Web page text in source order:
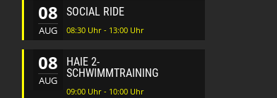
08
AUG
SOCIAL RIDE
08:30 Uhr - 13:00 Uhr
08
AUG
HAIE 2-
SCHWIMMTRAINING
09:00 Uhr - 10:00 Uhr